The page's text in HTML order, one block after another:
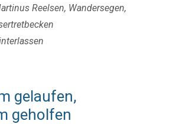
Reelsen, Wandersegen,
gelaufen,
geholfen